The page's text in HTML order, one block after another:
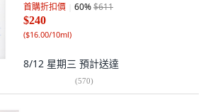
首購折扣價 60%$611
$240
($16.00/10ml)
8/12 星期三 預計送達
(570)